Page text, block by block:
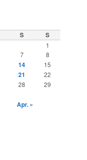
S S
1
7 8
14 15
21
22
28
29
Apr. »